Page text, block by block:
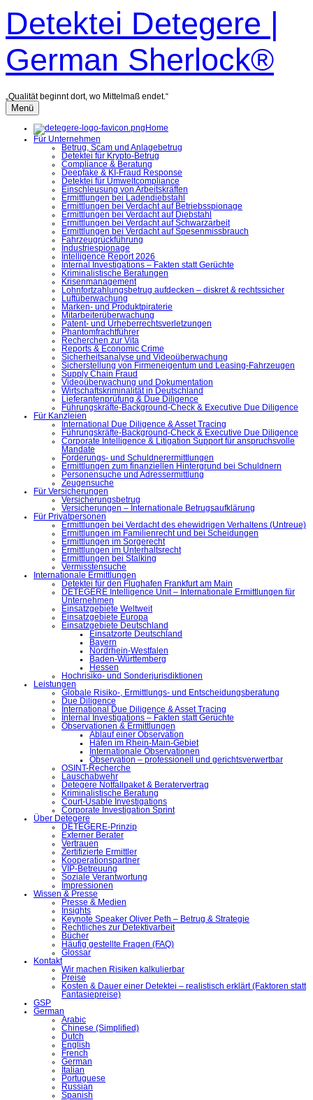
Inhalt
überspringen
Detektei Detegere |
German Sherlock®
„Qualität beginnt dort, wo Mittelmaß endet.“
Menü
Home
Für Unternehmen
Betrug, Scam und Anlagebetrug
Detektei für Krypto-Betrug
Compliance & Beratung
Deepfake & KI-Fraud Response
Detektei für Umweltcompliance
Einschleusung von Arbeitskräften
Ermittlungen bei Ladendiebstahl
Ermittlungen bei Verdacht auf Betriebsspionage
Ermittlungen bei Verdacht auf Diebstahl
Ermittlungen bei Verdacht auf Schwarzarbeit
Ermittlungen bei Verdacht auf Spesenmissbrauch
Fahrzeugrückführung
Industriespionage
Intelligence Report 2026
Internal Investigations – Fakten statt Gerüchte
Kriminalistische Beratungen
Krisenmanagement
Lohnfortzahlungsbetrug aufdecken – diskret & rechtssicher
Luftüberwachung
Marken- und Produktpiraterie
Mitarbeiterüberwachung
Patent- und Urheberrechtsverletzungen
Phantomfrachtführer
Recherchen zur Vita
Reports & Economic Crime
Sicherheitsanalyse und Videoüberwachung
Sicherstellung von Firmeneigentum und Leasing-Fahrzeugen
Supply Chain Fraud
Videoüberwachung und Dokumentation
Wirtschaftskriminalität in Deutschland
Lieferantenprüfung & Due Diligence
Führungskräfte-Background-Check & Executive Due Diligence
Für Kanzleien
International Due Diligence & Asset Tracing
Führungskräfte-Background-Check & Executive Due Diligence
Corporate Intelligence & Litigation Support für anspruchsvolle
Mandate
Forderungs- und Schuldnerermittlungen
Ermittlungen zum finanziellen Hintergrund bei Schuldnern
Personensuche und Adressermittlung
Zeugensuche
Für Versicherungen
Versicherungsbetrug
Versicherungen – Internationale Betrugsaufklärung
Für Privatpersonen
Ermittlungen bei Verdacht des ehewidrigen Verhaltens (Untreue)
Ermittlungen im Familienrecht und bei Scheidungen
Ermittlungen im Sorgerecht
Ermittlungen im Unterhaltsrecht
Ermittlungen bei Stalking
Vermisstensuche
Internationale Ermittlungen
Detektei für den Flughafen Frankfurt am Main
DETEGERE Intelligence Unit – Internationale Ermittlungen für
Unternehmen
Einsatzgebiete Weltweit
Einsatzgebiete Europa
Einsatzgebiete Deutschland
Einsatzorte Deutschland
Bayern
Nordrhein-Westfalen
Baden-Württemberg
Hessen
Hochrisiko- und Sonderjurisdiktionen
Leistungen
Globale Risiko-, Ermittlungs- und Entscheidungsberatung
Due Diligence
International Due Diligence & Asset Tracing
Internal Investigations – Fakten statt Gerüchte
Observationen & Ermittlungen
Ablauf einer Observation
Häfen im Rhein-Main-Gebiet
Internationale Observationen
Observation – professionell und gerichtsverwertbar
OSINT-Recherche
Lauschabwehr
Detegere Notfallpaket & Beratervertrag
Kriminalistische Beratung
Court-Usable Investigations
Corporate Investigation Sprint
Über Detegere
DETEGERE-Prinzip
Externer Berater
Vertrauen
Zertifizierte Ermittler
Kooperationspartner
VIP-Betreuung
Soziale Verantwortung
Impressionen
Wissen & Presse
Presse & Medien
Insights
Keynote Speaker Oliver Peth – Betrug & Strategie
Rechtliches zur Detektivarbeit
Bücher
Häufig gestellte Fragen (FAQ)
Glossar
Kontakt
Wir machen Risiken kalkulierbar
Preise
Kosten & Dauer einer Detektei – realistisch erklärt (Faktoren statt
Fantasiepreise)
GSP
German
Arabic
Chinese (Simplified)
Dutch
English
French
German
Italian
Portuguese
Russian
Spanish